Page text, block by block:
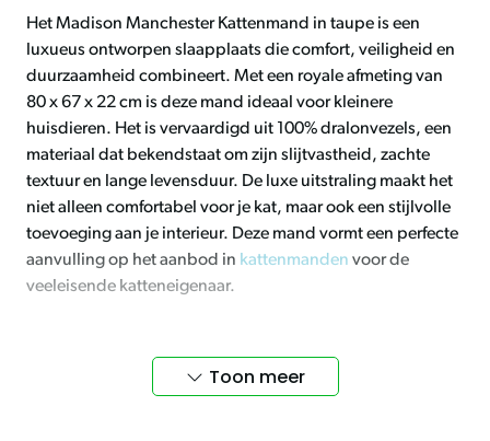
Het Madison Manchester Kattenmand in taupe is een
luxueus ontworpen slaapplaats die comfort, veiligheid en
duurzaamheid combineert. Met een royale afmeting van
80 x 67 x 22 cm is deze mand ideaal voor kleinere
huisdieren. Het is vervaardigd uit 100% dralonvezels, een
materiaal dat bekendstaat om zijn slijtvastheid, zachte
textuur en lange levensduur. De luxe uitstraling maakt het
niet alleen comfortabel voor je kat, maar ook een stijlvolle
toevoeging aan je interieur. Deze mand vormt een perfecte
aanvulling op het aanbod in kattenmanden voor de
veeleisende katteneigenaar.
Toon meer